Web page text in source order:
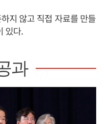
지 않고 직접 자료를 만들
있다.
과